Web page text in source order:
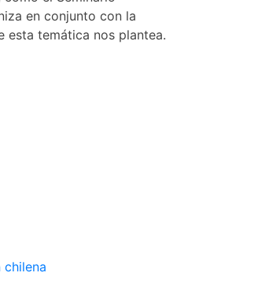
en conjunto con la
esta temática nos plantea.